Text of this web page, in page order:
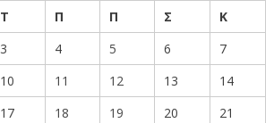
Τ Π Π Σ
Κ
3 4 5 6
7
10 11 12 13
14
17 18 19 20
21